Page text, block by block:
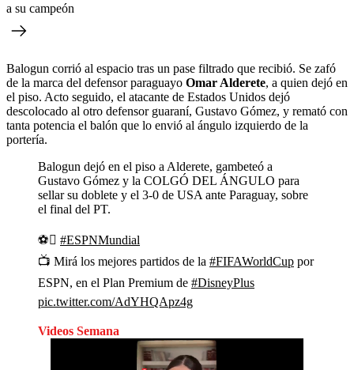
a su campeón
Balogun corrió al espacio tras un pase filtrado que recibió. Se zafó
de la marca del defensor paraguayo Omar Alderete, a quien dejó en
el piso. Acto seguido, el atacante de Estados Unidos dejó
descolocado al otro defensor guaraní, Gustavo Gómez, y remató con
tanta potencia el balón que lo envió al ángulo izquierdo de la
portería.
Balogun dejó en el piso a Alderete, gambeteó a
Gustavo Gómez y la COLGÓ DEL ÁNGULO para
sellar su doblete y el 3-0 de USA ante Paraguay, sobre
el final del PT.
⚽ #ESPNMundial
📺 Mirá los mejores partidos de la #FIFAWorldCup por
ESPN, en el Plan Premium de #DisneyPlus
pic.twitter.com/AdYHQApz4g
Videos Semana